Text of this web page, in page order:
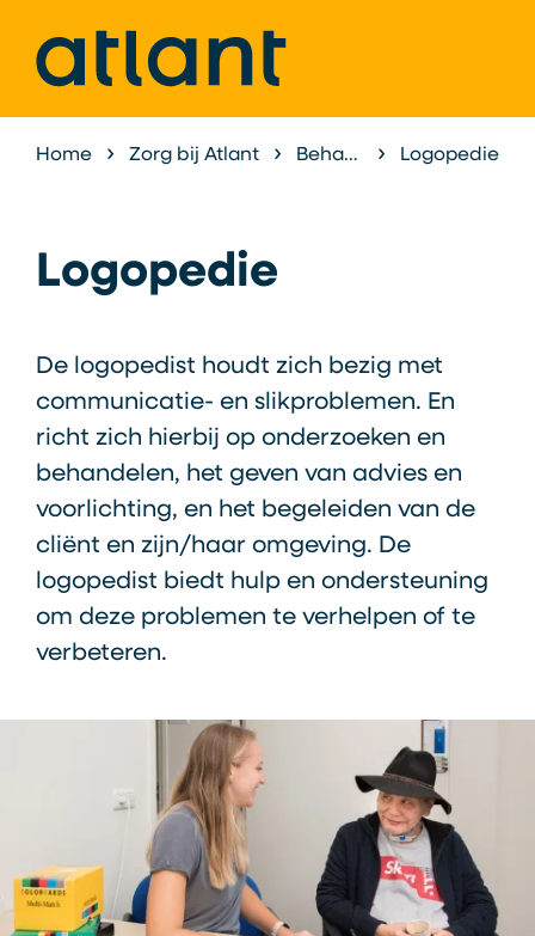
Home Zorg bij Atlant Behandeling & Begeleiding Logopedie
Logopedie
De logopedist houdt zich bezig met
communicatie- en slikproblemen. En
richt zich hierbij op onderzoeken en
behandelen, het geven van advies en
voorlichting, en het begeleiden van de
cliënt en zijn/haar omgeving. De
logopedist biedt hulp en ondersteuning
om deze problemen te verhelpen of te
verbeteren.